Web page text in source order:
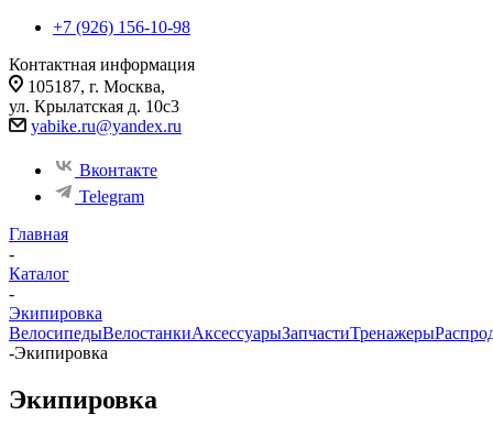
+7 (926) 156-10-98
Контактная информация
105187, г. Москва,
ул. Крылатская д. 10с3
yabike.ru@yandex.ru
Вконтакте
Telegram
Главная
-
Каталог
-
Экипировка
ВелосипедыВелостанкиАксессуарыЗапчастиТренажеры
-Экипировка
Экипировка